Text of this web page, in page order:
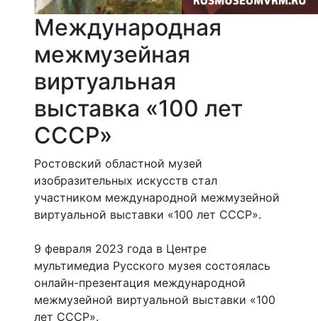
Международная
межмузейная
виртуальная
выставка «100 лет
СССР»
Ростовский областной музей
изобразительных искусств стал
участником международной межмузейной
виртуальной выставки «100 лет СССР».
9 февраля 2023 года в Центре
мультимедиа Русского музея состоялась
онлайн-презентация международной
межмузейной виртуальной выставки «100
лет СССР».